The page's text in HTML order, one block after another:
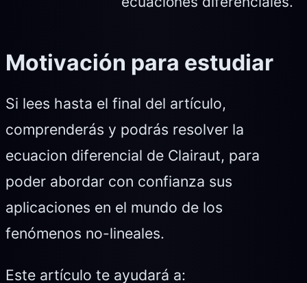
Motivación para estudiar
Si lees hasta el final del artículo,
comprenderás y podrás resolver la
ecuacion diferencial de Clairaut, para
poder abordar con confianza sus
aplicaciones en el mundo de los
fenómenos no-lineales.
Este artículo te ayudará a: